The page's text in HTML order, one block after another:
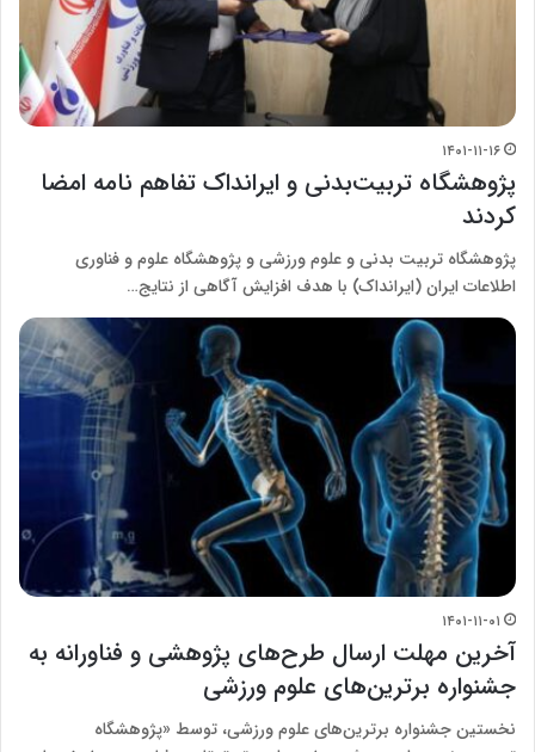
۱۴۰۱-۱۱-۱۶
پژوهشگاه تربیت‌بدنی و ایرانداک تفاهم نامه امضا
کردند
پژوهشگاه تربیت بدنی و علوم ورزشی و پژوهشگاه علوم و فناوری
اطلاعات ایران (ایرانداک) با هدف افزایش آگاهی از نتایج…
۱۴۰۱-۱۱-۰۱
آخرین مهلت ارسال طرح‌های پژوهشی و فناورانه به
جشنواره برترین‌های علوم ورزشی
نخستین جشنواره برترین‌های علوم ورزشی، توسط «پژوهشگاه